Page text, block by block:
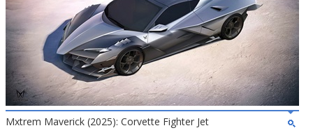
Mxtrem Maverick (2025): Corvette Fighter Jet